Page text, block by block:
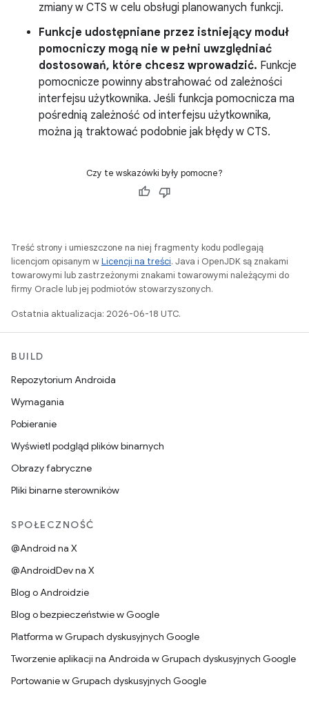
zmiany w CTS w celu obsługi planowanych funkcji.
Funkcje udostępniane przez istniejący moduł
pomocniczy mogą nie w pełni uwzględniać
dostosowań, które chcesz wprowadzić. Funkcje
pomocnicze powinny abstrahować od zależności
interfejsu użytkownika. Jeśli funkcja pomocnicza ma
pośrednią zależność od interfejsu użytkownika,
można ją traktować podobnie jak błędy w CTS.
Czy te wskazówki były pomocne?
Treść strony i umieszczone na niej fragmenty kodu podlegają
licencjom opisanym wLicencji na treści. Java i OpenJDK są znakami
towarowymi lub zastrzeżonymi znakami towarowymi należącymi do
firmy Oracle lub jej podmiotów stowarzyszonych.
Ostatnia aktualizacja: 2026-06-18 UTC.
BUILD
Repozytorium Androida
Wymagania
Pobieranie
Wyświetl podgląd plików binarnych
Obrazy fabryczne
Pliki binarne sterowników
SPOŁECZNOŚĆ
@Android na X
@AndroidDev na X
Blog o Androidzie
Blog o bezpieczeństwie w Google
Platforma w Grupach dyskusyjnych Google
Tworzenie aplikacji na Androida w Grupach dyskusyjnych Google
Portowanie w Grupach dyskusyjnych Google